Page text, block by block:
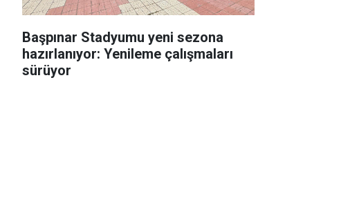
Başpınar Stadyumu yeni sezona
hazırlanıyor: Yenileme çalışmaları
sürüyor